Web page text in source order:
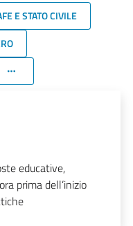
E STATO CIVILE
educative,
prima dell’inizio